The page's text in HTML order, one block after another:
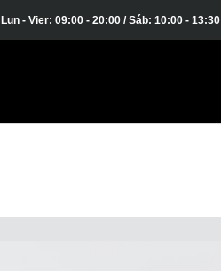
Lun - Vier: 09:00 - 20:00 / Sáb: 10:00 - 13:30